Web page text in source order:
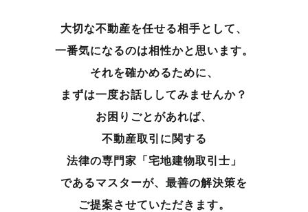
大切な不動産を任せる相手として、
一番気になるのは相性かと思います。
それを確かめるために、
まずは一度お話ししてみませんか？
お困りごとがあれば、
不動産取引に関する
法律の専門家「宅地建物取引士」
であるマスターが、 最善の解決策を
ご提案させていただきます。